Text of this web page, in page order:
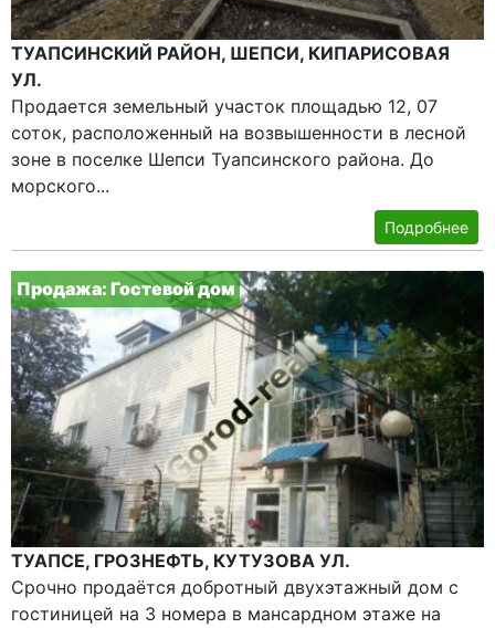
ТУАПСИНСКИЙ РАЙОН, ШЕПСИ, КИПАРИСОВАЯ
УЛ.
Продается земельный участок площадью 12, 07
соток, расположенный на возвышенности в лесной
зоне в поселке Шепси Туапсинского района. До
морского...
Подробнее
Продажа: Гостевой дом
ТУАПСЕ, ГРОЗНЕФТЬ, КУТУЗОВА УЛ.
Срочно продаётся добротный двухэтажный дом с
гостиницей на 3 номера в мансардном этаже на